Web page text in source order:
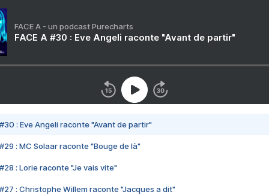
FACE A - un podcast Purecharts
FACE A #30 : Eve Angeli raconte "Avant de partir"
#30 : Eve Angeli raconte "Avant de partir"
#29 : MC Solaar raconte "Bouge de là"
#28 : Lorie raconte "Je vais vite"
#27 : Christophe Willem raconte "Jacques a dit"